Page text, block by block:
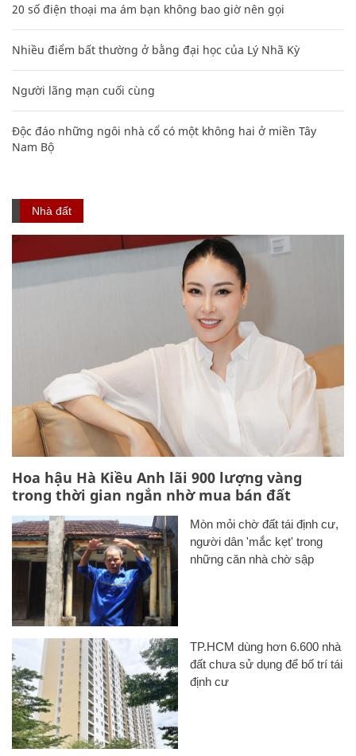
20 số điện thoại ma ám bạn không bao giờ nên gọi
Nhiều điểm bất thường ở bằng đại học của Lý Nhã Kỳ
Người lãng mạn cuối cùng
Độc đáo những ngôi nhà cổ có một không hai ở miền Tây
Nam Bộ
Nhà đất
Hoa hậu Hà Kiều Anh lãi 900 lượng vàng
trong thời gian ngắn nhờ mua bán đất
Mòn mỏi chờ đất tái định cư,
người dân 'mắc kẹt' trong
những căn nhà chờ sập
TP.HCM dùng hơn 6.600 nhà
đất chưa sử dụng để bố trí tái
định cư